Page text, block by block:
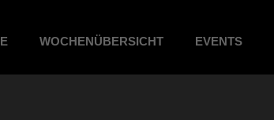
WOCHENÜBERSICHT EVENTS